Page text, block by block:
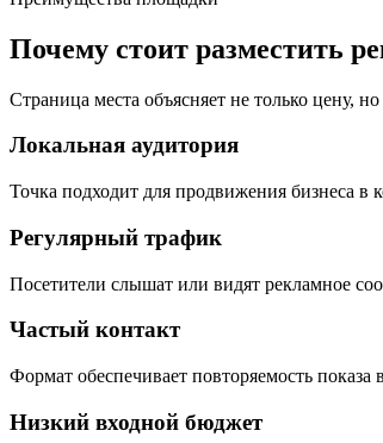
Почему стоит разместить
Страница места объясняет не только цену,
Локальная аудитория
Точка подходит для продвижения бизнеса в
Регулярный трафик
Посетители слышат или видят рекламное
Частый контакт
Формат обеспечивает повторяемость показа
Низкий входной бюджет